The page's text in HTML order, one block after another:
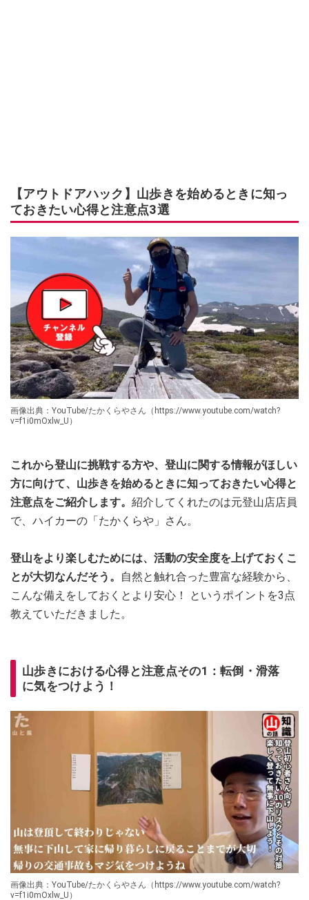
【アウトドアハック】山歩きを始めるときに知っ
ておきたい心得と注意点3選
画像出典：YouTube/たかくらやさん（https://www.youtube.com/watch?
v=f1i0mOxlw_U）
これから登山に挑戦する方や、登山に関する情報がほしい
方に向けて、山歩きを始めるときに知っておきたい心得と
注意点をご紹介します。 紹介してくれたのは元登山店店員
で、ハイカーの「たかくらや」さん。
登山をより楽しむためには、活動の安全度を上げておくこ
とが大切なんだそう。
自然と触れ合った豊富な経験から、
こんな備えをしておくとより安心！ というポイントを3点
教えていただきました。
山歩きにおける心得と注意点その1：転倒・滑落
に気をつけよう！
画像出典：YouTube/たかくらやさん（https://www.youtube.com/watch?
v=f1i0mOxlw_U）